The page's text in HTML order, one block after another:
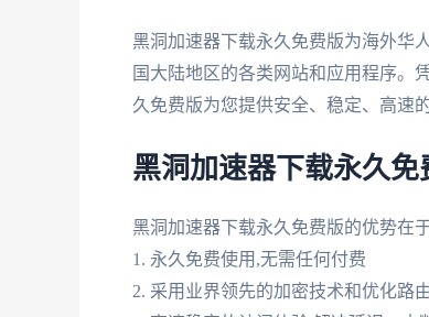
黑洞加速器下载永久免费版为海外华
国大陆地区的各类网站和应用程序。
久免费版为您提供安全、稳定、高速
黑洞加速器下载永久免
黑洞加速器下载永久免费版的优势在
1. 永久免费使用,无需任何付费
2. 采用业界领先的加密技术和优化路